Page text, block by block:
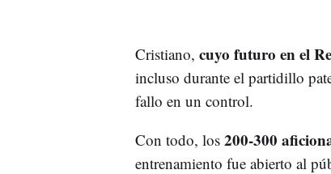
Cristiano, cuyo futuro en el
incluso durante el partidillo
fallo en un control.
Con todo, los200-300
entrenamiento fue abierto al